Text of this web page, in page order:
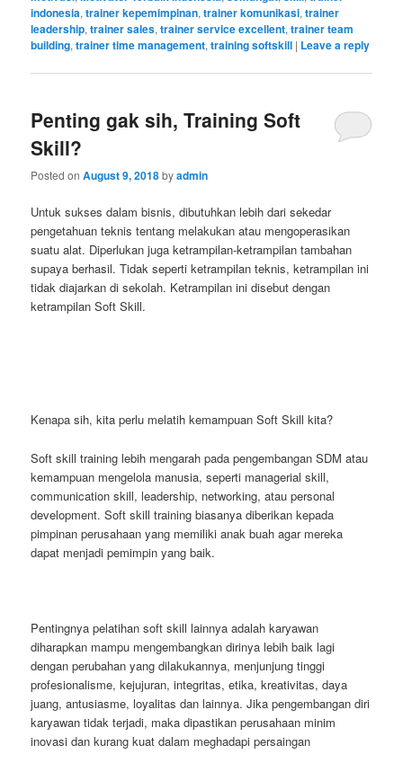
indonesia,trainer kepemimpinan,trainer komunikasi,trainer
leadership,trainer sales,trainer service excellent,trainer team
building,trainer time management,training softskill | Leave a reply
Penting gak sih, Training Soft
Skill?
Posted onAugust 9, 2018byadmin
Untuk sukses dalam bisnis, dibutuhkan lebih dari sekedar
pengetahuan teknis tentang melakukan atau mengoperasikan
suatu alat. Diperlukan juga ketrampilan-ketrampilan tambahan
supaya berhasil. Tidak seperti ketrampilan teknis, ketrampilan ini
tidak diajarkan di sekolah. Ketrampilan ini disebut dengan
ketrampilan Soft Skill.
Kenapa sih, kita perlu melatih kemampuan Soft Skill kita?
Soft skill training lebih mengarah pada pengembangan SDM atau
kemampuan mengelola manusia, seperti managerial skill,
communication skill, leadership, networking, atau personal
development. Soft skill training biasanya diberikan kepada
pimpinan perusahaan yang memiliki anak buah agar mereka
dapat menjadi pemimpin yang baik.
Pentingnya pelatihan soft skill lainnya adalah karyawan
diharapkan mampu mengembangkan dirinya lebih baik lagi
dengan perubahan yang dilakukannya, menjunjung tinggi
profesionalisme, kejujuran, integritas, etika, kreativitas, daya
juang, antusiasme, loyalitas dan lainnya. Jika pengembangan diri
karyawan tidak terjadi, maka dipastikan perusahaan minim
inovasi dan kurang kuat dalam meghadapi persaingan